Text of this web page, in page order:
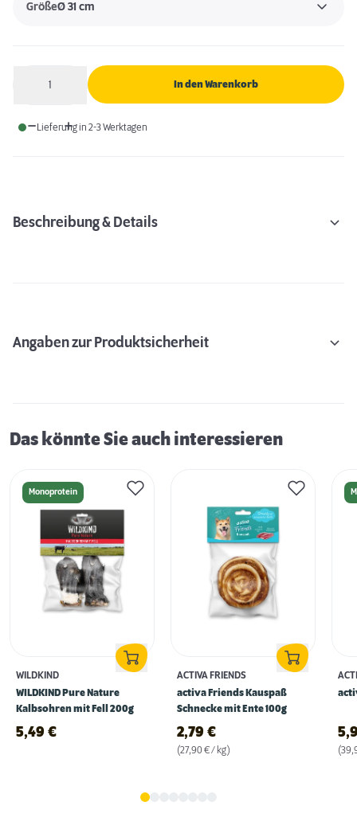
GrößeØ 31 cm
1 In den Warenkorb
Lieferung in 2-3 Werktagen
Beschreibung & Details
Angaben zur Produktsicherheit
Das könnte Sie auch interessieren
Monoprotein
WILDKIND
WILDKIND Pure Nature
Kalbsohren mit Fell 200g
5,49 €
ACTIVA FRIENDS
activa Friends Kauspaß
Schnecke mit Ente 100g
2,79 €
(27,90 € / kg)